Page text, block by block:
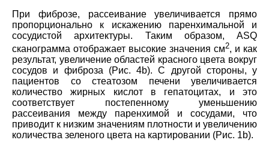
При фиброзе, рассеивание увеличивается прямо
пропорционально к искажению паренхимальной и
сосудистой архитектуры. Таким образом, ASQ
сканограмма отображает высокие значения см2, и как
результат, увеличение областей красного цвета вокруг
сосудов и фиброза (Рис. 4b). С другой стороны, у
пациентов со стеатозом печени увеличивается
количество жирных кислот в гепатоцитах, и это
соответствует постепенному уменьшению
рассеивания между паренхимой и сосудами, что
приводит к низким значениям плотности и увеличению
количества зеленого цвета на картировании (Рис. 1b).